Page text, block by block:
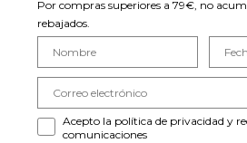
Por compras superiores a 79€, no
rebajados.
Acepto la política de privacidad y
comunicaciones